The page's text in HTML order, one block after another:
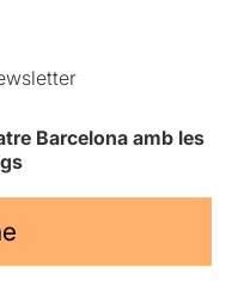
Barcelona amb les